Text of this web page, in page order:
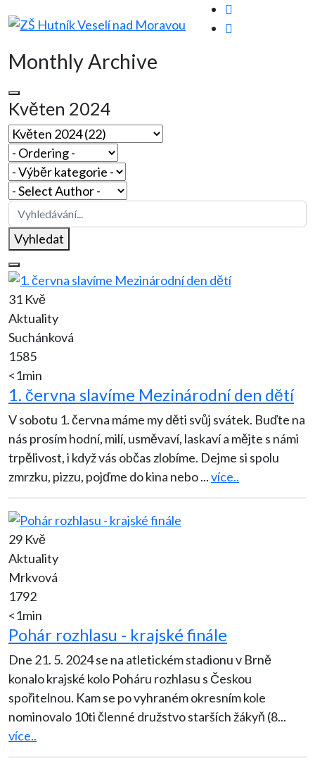
Monthly Archive
Květen 2024
Vyhledat
31 Kvě
Aktuality
Suchánková
1585
<1min
1. června slavíme Mezinárodní den dětí
V sobotu 1. června máme my děti svůj svátek. Buďte na
nás prosím hodní, milí, usměvaví, laskaví a mějte s námi
trpělivost, i když vás občas zlobíme. Dejme si spolu
zmrzku, pizzu, pojďme do kina nebo...více..
29 Kvě
Aktuality
Mrkvová
1792
<1min
Pohár rozhlasu - krajské finále
Dne 21. 5. 2024 se na atletickém stadionu v Brně
konalo krajské kolo Poháru rozhlasu s Českou
spořitelnou. Kam se po vyhraném okresním kole
nominovalo 10ti členné družstvo starších žákyň (8...
více..